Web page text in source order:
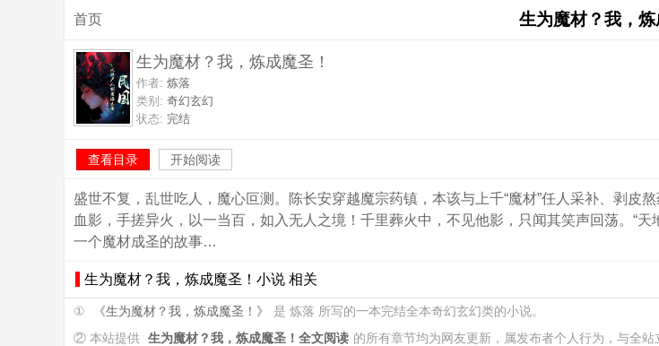
首页 生为魔材？我，炼
生为魔材？我，炼成魔圣！
作者: 炼落
类别: 奇幻玄幻
状态: 完结
查看目录 开始阅读
盛世不复，乱世吃人，魔心叵测。陈长安穿越魔宗药镇，本该与上千“魔材”任人采补、剥
血影，手搓异火，以一当百，如入无人之境！千里葬火中，不见他影，只闻其笑声回荡。“
一个魔材成圣的故事…
生为魔材？我，炼成魔圣！小说 相关
① 《生为魔材？我，炼成魔圣！》
是 炼落 所写的一本完结全本奇幻玄幻类的小说。
② 本站提供 生为魔材？我，炼成魔圣！全文阅读 的所有章节均为网友更新，属发布者个人行为，与全站